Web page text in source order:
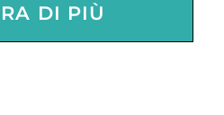
DI PIÙ